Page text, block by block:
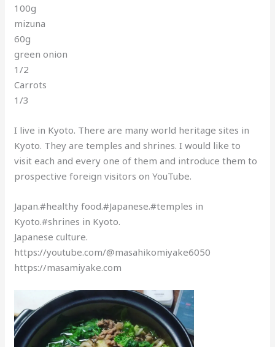
100g
mizuna
60g
green onion
1/2
Carrots
1/3
I live in Kyoto. There are many world heritage sites in
Kyoto. They are temples and shrines. I would like to
visit each and every one of them and introduce them to
prospective foreign visitors on YouTube.
Japan.#healthy food.#Japanese.#temples in
Kyoto.#shrines in Kyoto.
Japanese culture.
https://youtube.com/@masahikomiyake6050
https://masamiyake.com